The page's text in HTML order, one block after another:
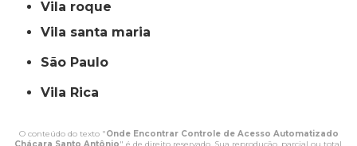
vila roque
vila santa maria
São Paulo
Vila Rica
O conteúdo do texto "Onde Encontrar Controle de Acesso Automatizado